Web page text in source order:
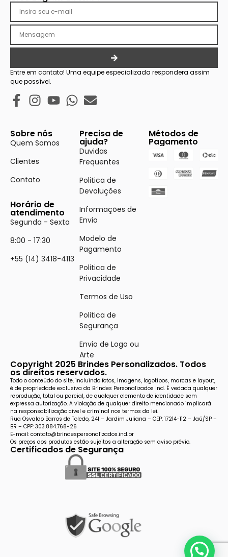
Entre em contato! Uma equipe especializada respondera assim
que possível.
Sobre nós
Quem Somos
Clientes
Contato
Horário de
atendimento
Segunda - Sexta
8:00 - 17:30
+55 (14) 3418-4113
Precisa de
ajuda?
Duvidas
Frequentes
Politica de
Devoluções
Informações de
Envio
Modelo de
Pagamento
Politica de
Privacidade
Termos de Uso
Politica de
Segurança
Envio de Logo ou
Arte
Métodos de
Pagamento
Copyright 2025 Brindes Personalizados. Todos
os direitos reservados.
Todo o conteúdo do site, incluindo fotos, imagens, logotipos, marcas e layout,
é de propriedade exclusiva da Brindes Personalizados Ind. É vedada qualquer
reprodução, total ou parcial, de qualquer elemento de identidade sem
expressa autorização. A violação de qualquer direito mencionado implicará
na responsabilização cível e criminal nos termos da lei.
Rua Osvaldo Barros de Toledo, 241 – Jardim Juliana – CEP: 17214-112 – Jaú/SP –
BR – CPF: 303.884.768-26
E-mail: contato@brindespersonalizados.ind.br
Os preços dos produtos estão sujeitos a alteração sem aviso prévio.
Certificados de Segurança